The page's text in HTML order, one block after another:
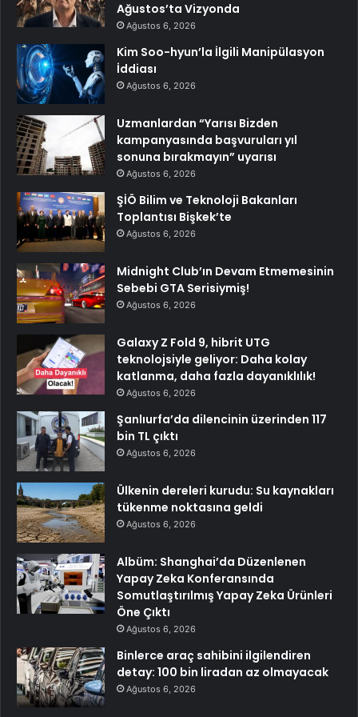
Ağustos’ta Vizyonda
Ağustos 6, 2026
Kim Soo-hyun’la İlgili Manipülasyon
İddiası
Ağustos 6, 2026
Uzmanlardan “Yarısı Bizden
kampanyasında başvuruları yıl
sonuna bırakmayın” uyarısı
Ağustos 6, 2026
ŞİÖ Bilim ve Teknoloji Bakanları
Toplantısı Bişkek’te
Ağustos 6, 2026
Midnight Club’ın Devam Etmemesinin
Sebebi GTA Serisiymiş!
Ağustos 6, 2026
Galaxy Z Fold 9, hibrit UTG
teknolojsiyle geliyor: Daha kolay
katlanma, daha fazla dayanıklılık!
Ağustos 6, 2026
Şanlıurfa’da dilencinin üzerinden 117
bin TL çıktı
Ağustos 6, 2026
Ülkenin dereleri kurudu: Su kaynakları
tükenme noktasına geldi
Ağustos 6, 2026
Albüm: Shanghai’da Düzenlenen
Yapay Zeka Konferansında
Somutlaştırılmış Yapay Zeka Ürünleri
Öne Çıktı
Ağustos 6, 2026
Binlerce araç sahibini ilgilendiren
detay: 100 bin liradan az olmayacak
Ağustos 6, 2026